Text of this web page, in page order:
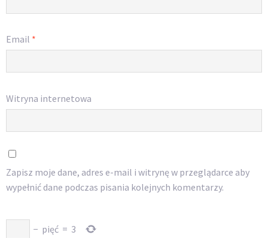
Email *
Witryna internetowa
Zapisz moje dane, adres e-mail i witrynę w przeglądarce aby
wypełnić dane podczas pisania kolejnych komentarzy.
− pięć = 3